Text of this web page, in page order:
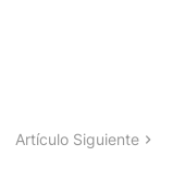
Artículo Siguiente